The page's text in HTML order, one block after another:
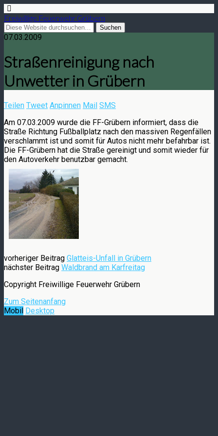
Freiwillige Feuerwehr Grübern
07.03.2009
Straßenreinigung nach
Unwetter in Grübern
Teilen Tweet Anpinnen Mail SMS
Am 07.03.2009 wurde die FF-Grübern informiert, dass die
Straße Richtung Fußballplatz nach den massiven Regenfällen
verschlammt ist und somit für Autos nicht mehr befahrbar ist.
Die FF-Grübern hat die Straße gereinigt und somit wieder für
den Autoverkehr benutzbar gemacht.
vorheriger Beitrag Glatteis-Unfall in Grübern
nächster Beitrag Waldbrand am Karfreitag
Copyright Freiwillige Feuerwehr Grübern
Zum Seitenanfang
Mobil Desktop